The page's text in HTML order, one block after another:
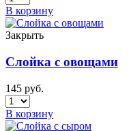
В корзину
Закрыть
Слойка с овощами
145 руб.
В корзину